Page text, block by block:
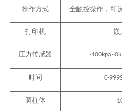
操作方式 全触控操作，可
打印机 嵌
压力传感器 -100kpa~0
时间 0-999S
圆柱体